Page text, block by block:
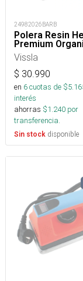
24982026BARB
Polera Resin
Premium
Vissla
$ 30.990
en 6cuotas de $
interés
ahorras $1.240 por
transferencia.
Sin stock disponible